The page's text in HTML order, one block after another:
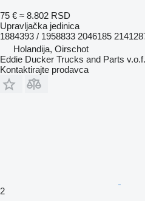
75 € ≈ 8.802 RSD
Upravljačka jedinica
1884393 / 1958833 2046185
Holandija, Oirschot
Eddie Ducker Trucks and Parts v.o.f.
Kontaktirajte prodavca
2